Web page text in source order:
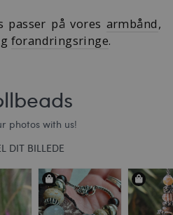
passer på vores armbånd,
forandringsringe.